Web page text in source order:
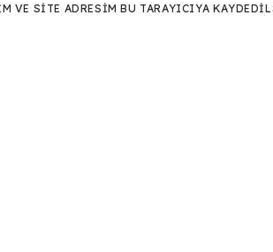
VE SITE ADRESIM BU TARAYICIYA